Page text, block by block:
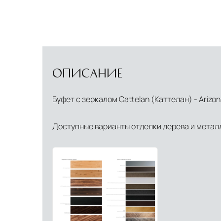
ОПИСАНИЕ
Буфет с зеркалом Cattelan (Каттелан) -
Доступные варианты отделки дерева и